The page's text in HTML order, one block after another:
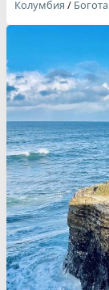
Колумбия / Богота